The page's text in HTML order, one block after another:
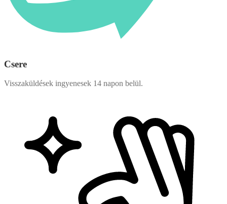
Csere
Visszaküldések ingyenesek 14 napon belül.